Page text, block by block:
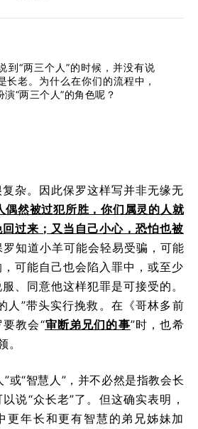
到“两三个人”的时候，并没有说
长老。为什么在你们的流程中，
“两三个人”的角色呢？
杂。因此保罗这样写并非无缘无
偶然被过犯所胜，你们属灵的人就
过来；又当自己小心，恐怕也被
罗知道小羊可能会轻易受骗，可能
可能自己也会陷入罪中，或至少
、同意他这样犯罪是可接受的。
人”带头实行挽救。在《哥林多前
教会“审断弟兄们的事”时，也希
。
或“智慧人”，并不必然是指教会长
说“众长老”了。但这确实表明，
更年长和更有智慧的弟兄姊妹加